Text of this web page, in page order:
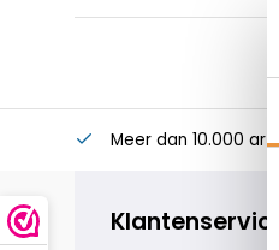
Meer dan 10.000
Klantenservice